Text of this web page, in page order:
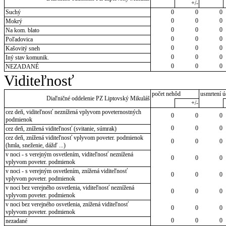
+/-
Suchý
0 0
0
Mokrý
0 0
0
Na kom. blato
0 0
0
Poľadovica
0 0
0
Kašovitý sneh
0 0
0
Iný stav komunik.
0 0
0
NEZADANÉ
0 0 0
Viditeľnosť
Diaľničné oddelenie PZ Liptovský Mikuláš
počet nehôd
usmrtení
+/-
cez deň, viditeľnosť neznížená vplyvom poveternostných
podmienok
0 0
0
cez deň, znížená viditeľnosť (svitanie, súmrak)
0 0
0
cez deň, znížená viditeľnosť vplyvom poveter. podmienok
(hmla, sneženie, dážď ...)
0 0
0
v noci - s verejným osvetlením, viditeľnosť neznížená
vplyvom poveter. podmienok
0 0
0
v noci - s verejným osvetlením, znížená viditeľnosť
vplyvom poveter. podmienok
0 0
0
v noci bez verejného osvetlenia, viditeľnosť neznížená
vplyvom poveter. podmienok
0 0
0
v noci bez verejného osvetlenia, znížená viditeľnosť
vplyvom poveter. podmienok
0 0
0
nezadané
0 0 0